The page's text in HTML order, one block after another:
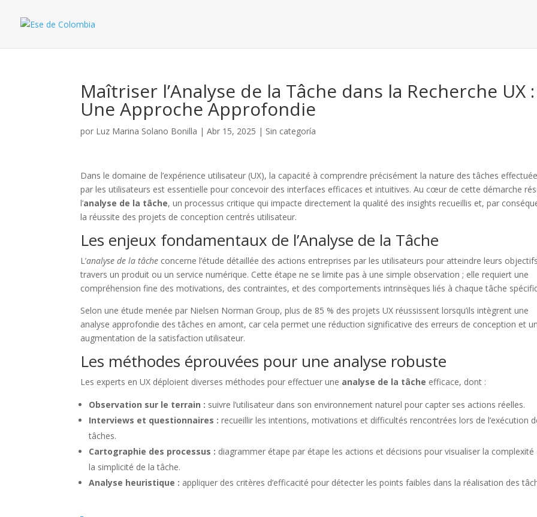
Maîtriser l’Analyse de la Tâche dans la Recherche UX :
Une Approche Approfondie
por Luz Marina Solano Bonilla |Abr 15, 2025 | Sin categoría
Dans le domaine de l’expérience utilisateur (UX), la capacité à comprendre précisément la nature des tâches
par les utilisateurs est essentielle pour concevoir des interfaces efficaces et intuitives. Au cœur de cette démarche
l’analyse de la tâche, un processus critique qui impacte directement la qualité des insights recueillis et, par
la réussite des projets de conception centrés utilisateur.
Les enjeux fondamentaux de l’Analyse de la Tâche
L’analyse de la tâche concerne l’étude détaillée des actions entreprises par les utilisateurs pour atteindre leurs
travers un produit ou un service numérique. Cette étape ne se limite pas à une simple observation ; elle requiert une
compréhension fine des motivations, des contraintes, et des comportements intrinsèques liés à chaque tâche
Selon une étude menée par Nielsen Norman Group, plus de 85 % des projets UX réussissent lorsqu’ils intègrent une
analyse approfondie des tâches en amont, car cela permet une réduction significative des erreurs de conception et
augmentation de la satisfaction utilisateur.
Les méthodes éprouvées pour une analyse robuste
Les experts en UX déploient diverses méthodes pour effectuer une analyse de la tâche efficace, dont :
Observation sur le terrain : suivre l’utilisateur dans son environnement naturel pour capter ses actions réelles.
Interviews et questionnaires : recueillir les intentions, motivations et difficultés rencontrées lors de l’exécution
tâches.
Cartographie des processus : diagrammer étape par étape les actions et décisions pour visualiser la complexité
la simplicité de la tâche.
Analyse heuristique : appliquer des critères d’efficacité pour détecter les points faibles dans la réalisation des